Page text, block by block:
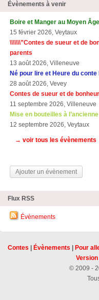
Évènements à venir
Boire et Manger au Moyen Âge
15 février 2026, Veytaux
\\\\\\\”Contes de sueur et de
parents
13 août 2026, Villeneuve
Né pour lire et Heure du
28 août 2026, Vevey
Contes de sueur et de
11 septembre 2026, Villeneuve
Mise en bouteilles à l’ancienne
12 septembre 2026, Veytaux
→ voir tous les évènements
Ajouter un évènement
Flux RSS
Évènements
Contes Évènements Pour
© 2009 -